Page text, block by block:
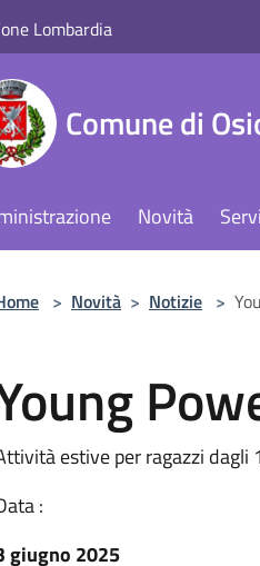
Lombardia
Comune di
Novità
> Novità > Notizie >
estive per ragazzi dagli
:
giugno 2025